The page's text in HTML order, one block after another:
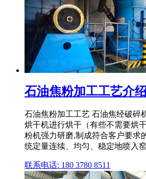
石油焦粉加工工艺介
石油焦粉加工工艺 石油焦经破碎
烘干机进行烘干（有些不需要烘
粉机强力研磨,制成符合客户要求
统定量连续、均匀、稳定地喷入
联系电话: 180 3780 8511